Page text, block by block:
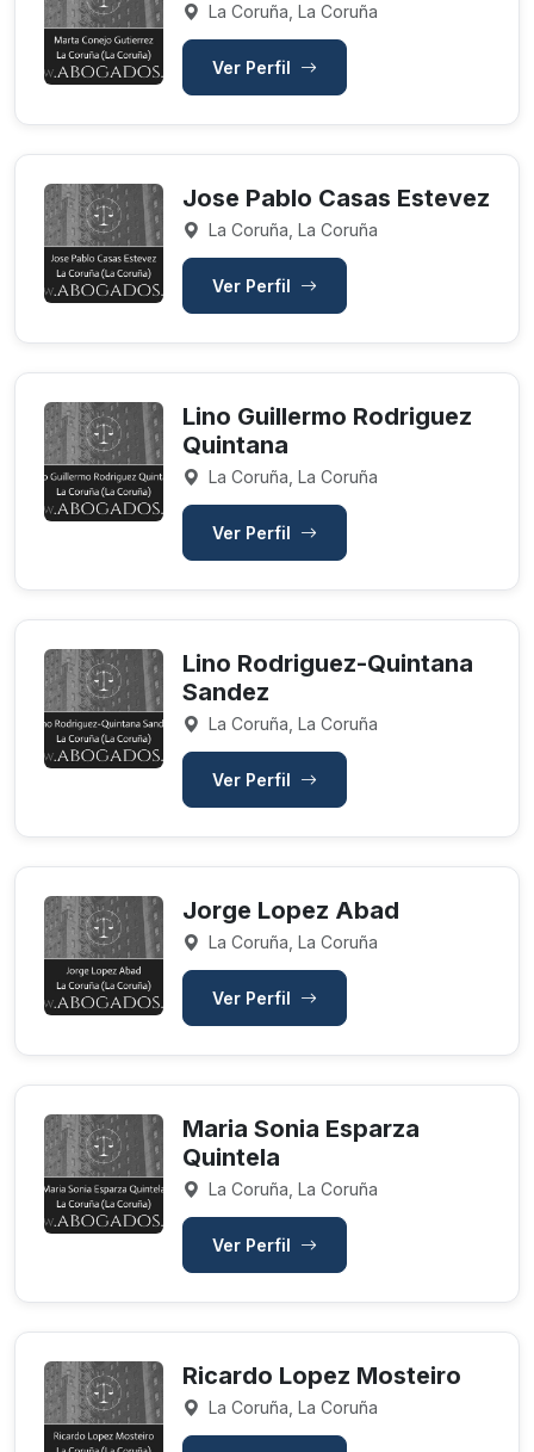
La Coruña, La Coruña
Ver Perfil
Jose Pablo Casas Estevez
La Coruña, La Coruña
Ver Perfil
Lino Guillermo Rodriguez
Quintana
La Coruña, La Coruña
Ver Perfil
Lino Rodriguez-Quintana
Sandez
La Coruña, La Coruña
Ver Perfil
Jorge Lopez Abad
La Coruña, La Coruña
Ver Perfil
Maria Sonia Esparza
Quintela
La Coruña, La Coruña
Ver Perfil
Ricardo Lopez Mosteiro
La Coruña, La Coruña